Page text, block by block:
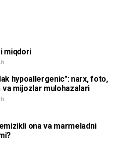
miqdori
hypoallergenic": narx, foto,
mijozlar mulohazalari
ona va marmeladni